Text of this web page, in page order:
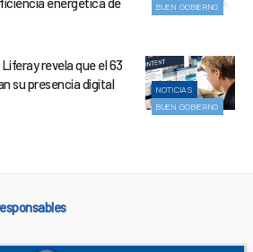
BUEN GOBIERNO
NOTICIAS
BUEN GOBIERNO
revela que el 63
su presencia digital